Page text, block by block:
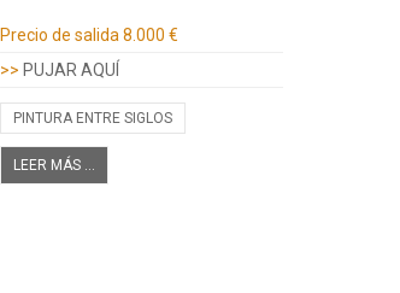
Precio de salida 8.000 €
>> PUJAR AQUÍ
PINTURA ENTRE SIGLOS
LEER MÁS ...